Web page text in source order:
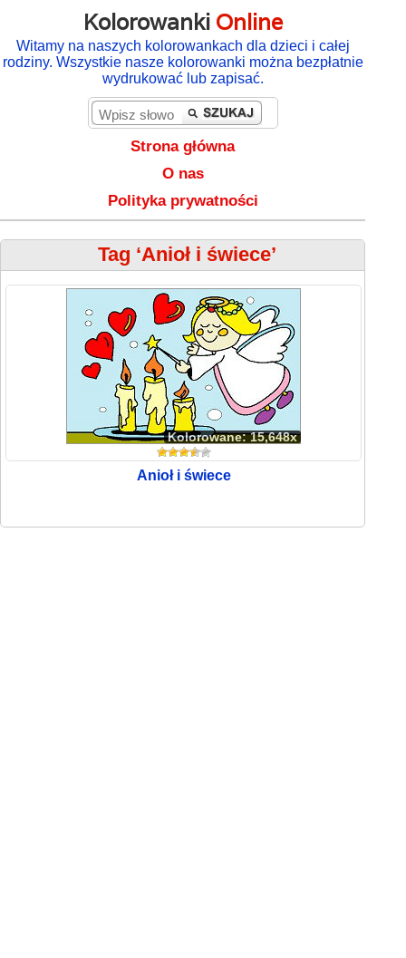
Kolorowanki Online
Witamy na naszych kolorowankach dla dzieci i całej
rodziny. Wszystkie nasze kolorowanki można bezpłatnie
wydrukować lub zapisać.
Strona główna
O nas
Polityka prywatności
Tag ‘Anioł i świece’
Kolorowane: 15,648x
Anioł i świece